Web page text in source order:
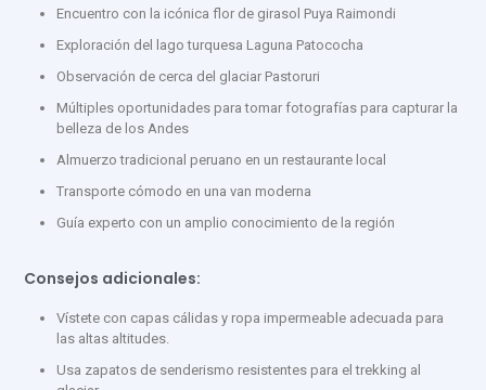
Encuentro con la icónica flor de girasol Puya Raimondi
Exploración del lago turquesa Laguna Patococha
Observación de cerca del glaciar Pastoruri
Múltiples oportunidades para tomar fotografías para capturar la
belleza de los Andes
Almuerzo tradicional peruano en un restaurante local
Transporte cómodo en una van moderna
Guía experto con un amplio conocimiento de la región
Consejos adicionales:
Vístete con capas cálidas y ropa impermeable adecuada para
las altas altitudes.
Usa zapatos de senderismo resistentes para el trekking al